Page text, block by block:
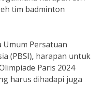
tim badminton
Persatuan
(PBSI), harapan untuk
Paris 2024
harus dihadapi juga